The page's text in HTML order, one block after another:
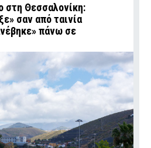
στη Θεσσαλονίκη:
σαν από ταινία
πάνω σε